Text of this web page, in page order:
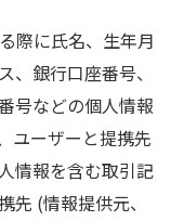
際に氏名、生年月
、銀行口座番号、
号などの個人情報
ユーザーと提携先
情報を含む取引記
先 (情報提供元、